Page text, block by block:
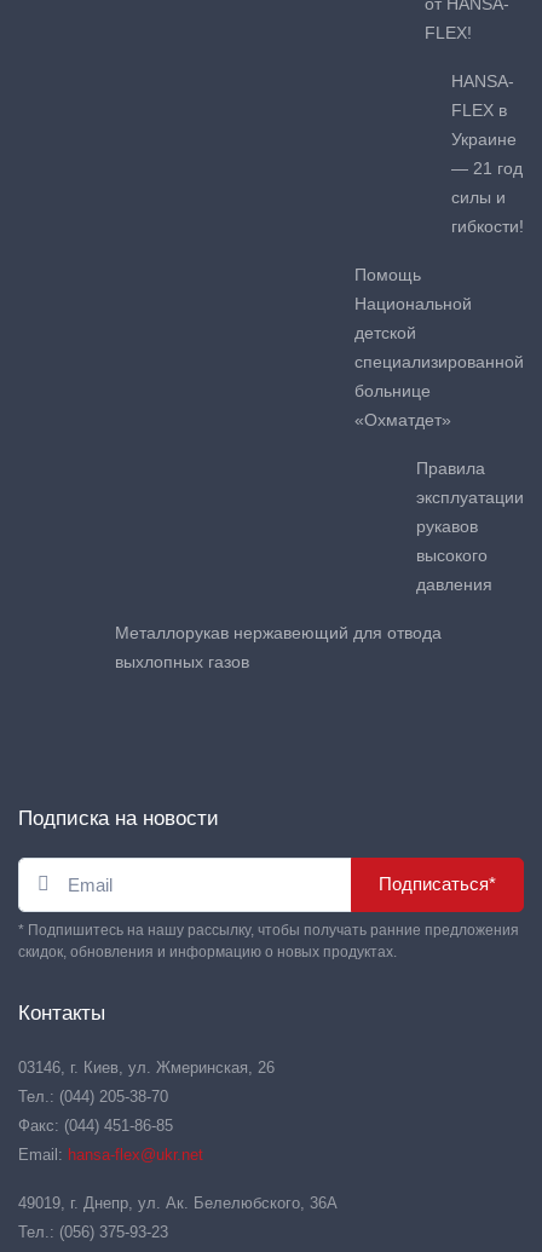
FLEX!
HANSA-
FLEX в
Украине
— 21 год
силы и
гибкости!
Помощь
Национальной
детской
специализированной
больнице
«Охматдет»
Правила
эксплуатации
рукавов
высокого
давления
Металлорукав нержавеющий для отвода
выхлопных газов
Подписка на новости
Подписаться*
* Подпишитесь на нашу рассылку, чтобы получать ранние предложения
скидок, обновления и информацию о новых продуктах.
Контакты
03146, г. Киев, ул. Жмеринская, 26
Тел.: (044) 205-38-70
Факс: (044) 451-86-85
Email: hansa-flex@ukr.net
49019, г. Днепр, ул. Ак. Белелюбского, 36А
Тел.: (056) 375-93-23